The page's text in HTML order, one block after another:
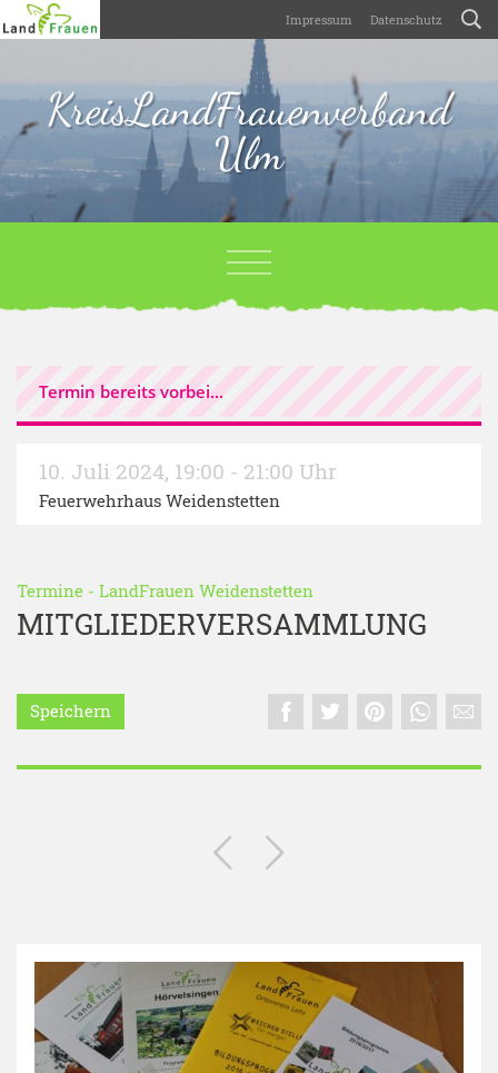
Impressum Datenschutz
KreisLandFrauenverband
Ulm
Termin bereits vorbei...
10. Juli 2024, 19:00 - 21:00 Uhr
Feuerwehrhaus Weidenstetten
Termine - LandFrauen Weidenstetten
MITGLIEDERVERSAMMLUNG
Speichern